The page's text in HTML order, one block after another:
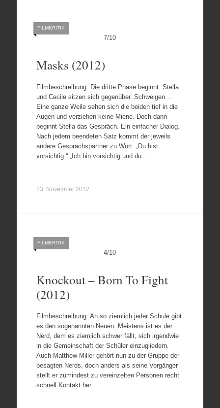
7/10
FILMKRITIK
Masks (2012)
Filmbeschreibung: Die dritte Phase beginnt. Stella
und Cecile sitzen sich gegenüber. Schweigen…
Eine ganze Weile sehen sich die beiden tief in die
Augen und verziehen keine Miene. Doch dann
beginnt Stella das Gespräch. Ein einfacher Dialog.
Nach jedem beendeten Satz kommt der jeweils
andere Gesprächspartner zu Wort. „Du bist
vorsichtig.“ „Ich bin vorsichtig und du…
23. November 2012
4/10
FILMKRITIK
Knockout – Born To Fight
(2012)
Filmbeschreibung: An so ziemlich jeder Schule gibt
es den sogenannten Neuen. Meistens ist es der
Nerd, dem es ziemlich schwer fällt, sich irgendwie
in die Gemeinschaft der Schüler einzugliedern.
Auch Matthew Miller gehört nun zu der Gruppe der
besagten Nerds, doch anders als seine Vorgänger
stellt er zumindest zu vereinzelten Personen recht
schnell Kontakt her.…